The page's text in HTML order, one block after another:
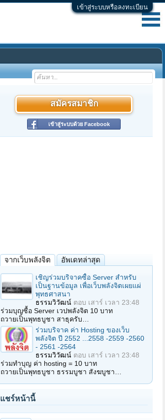
เข้าสู่ระบบหรือลงทะเบียน
สมัครสมาชิก
เข้าสู่ระบบด้วย Facebook
จากเว็บพลังจิต อัพเดทล่าสุด
เชิญร่วมบริจาคซื้อ Server สำหรับ
เป็นฐานข้อมูล เพื่อเว็บพลังจิตเผยแผ่
พุทธศาสนา
ธรรมวิวัฒน์ ตอบ เสาร์ เวลา 23:48
ร่วมบุญซื้อ Server เวปพลังจิต 10 บาท
ถวายเป็นพุทธบูชา สาธุครับ…
ร่วมบริจาค ค่า Hosting ของเว็บ
พลังจิต ปี 2552 ...2558 -2559 -2560
- 2561 -2564
ธรรมวิวัฒน์ ตอบ เสาร์ เวลา 23:48
ร่วมทำบุญ ค่า hosting = 10 บาท
ถวายเป็นพุทธบูชา ธรรมบูชา สังฆบูชา…
แชร์หน้านี้